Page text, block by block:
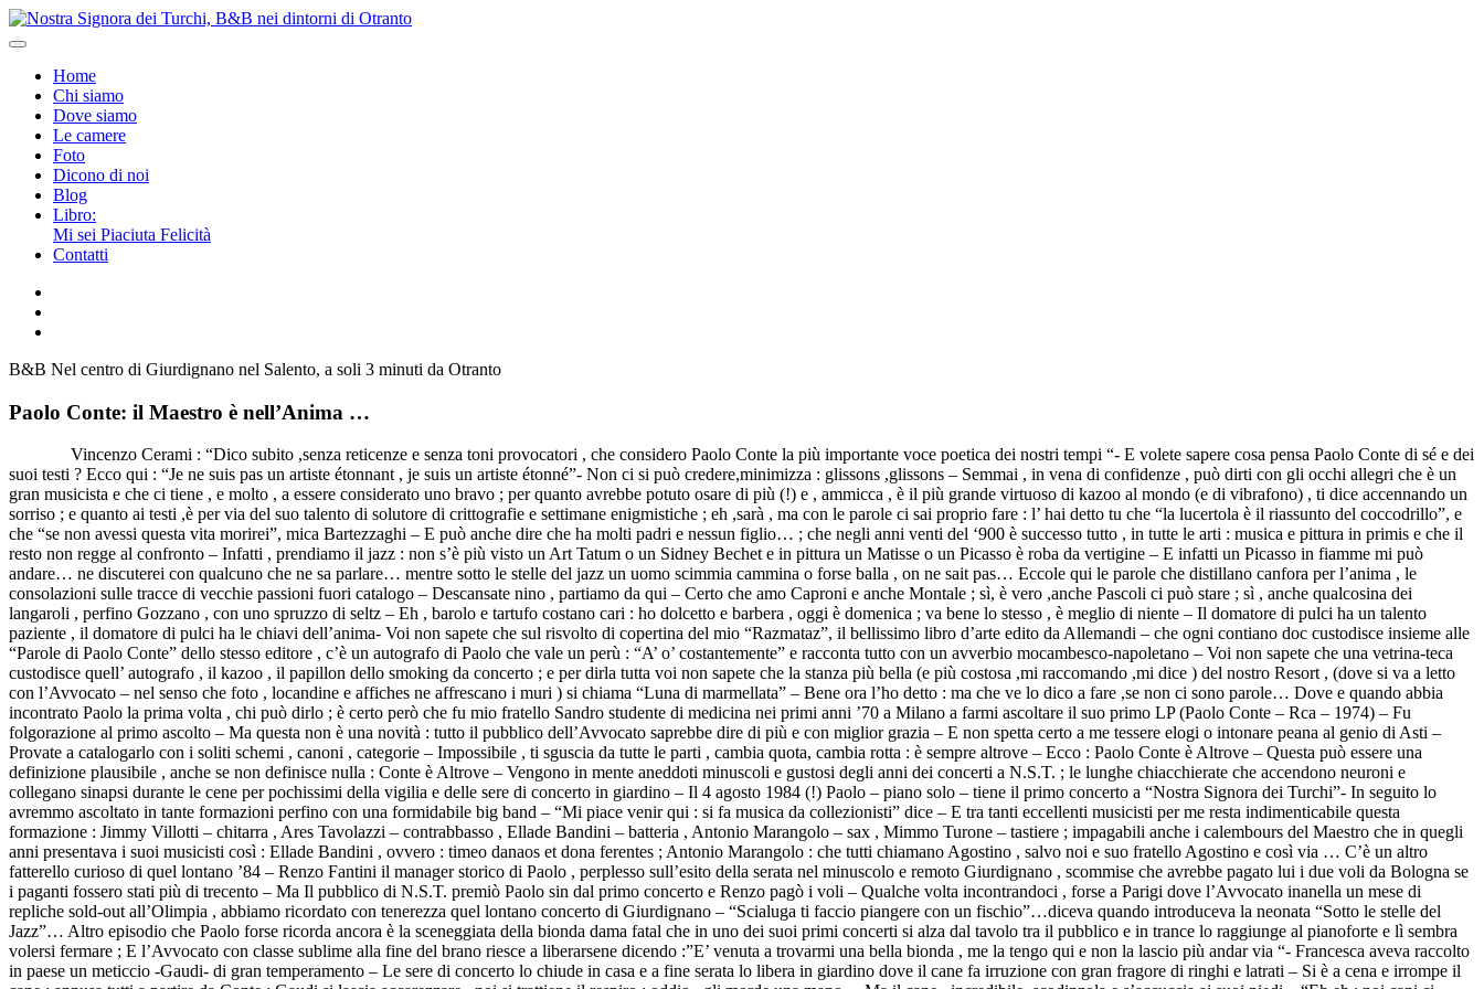
Home
Chi siamo
Dove siamo
Le camere
Foto
Dicono di noi
Blog
Libro:
Mi sei Piaciuta Felicità
Contatti
B&B Nel centro di Giurdignano nel Salento, a soli 3 minuti da Otranto
Paolo Conte: il Maestro è nell’Anima …
Vincenzo Cerami : “Dico subito ,senza reticenze e senza toni provocatori , che considero Paolo Conte la più importante voce poetica dei nostri tempi “- E volete sapere cosa pensa Paolo Conte di sé e dei
suoi testi ? Ecco qui : “Je ne suis pas un artiste étonnant , je suis un artiste étonné”- Non ci si può credere,minimizza : glissons ,glissons – Semmai , in vena di confidenze , può dirti con gli occhi allegri che è un
gran musicista e che ci tiene , e molto , a essere considerato uno bravo ; per quanto avrebbe potuto osare di più (!) e , ammicca , è il più grande virtuoso di kazoo al mondo (e di vibrafono) , ti dice accennando un
sorriso ; e quanto ai testi ,è per via del suo talento di solutore di crittografie e settimane enigmistiche ; eh ,sarà , ma con le parole ci sai proprio fare : l’ hai detto tu che “la lucertola è il riassunto del coccodrillo”, e
che “se non avessi questa vita morirei”, mica Bartezzaghi – E può anche dire che ha molti padri e nessun figlio… ; che negli anni venti del ‘900 è successo tutto , in tutte le arti : musica e pittura in primis e che il
resto non regge al confronto – Infatti , prendiamo il jazz : non s’è più visto un Art Tatum o un Sidney Bechet e in pittura un Matisse o un Picasso è roba da vertigine – E infatti un Picasso in fiamme mi può
andare… ne discuterei con qualcuno che ne sa parlare… mentre sotto le stelle del jazz un uomo scimmia cammina o forse balla , on ne sait pas… Eccole qui le parole che distillano canfora per l’anima , le
consolazioni sulle tracce di vecchie passioni fuori catalogo – Descansate nino , partiamo da qui – Certo che amo Caproni e anche Montale ; sì, è vero ,anche Pascoli ci può stare ; sì , anche qualcosina dei
langaroli , perfino Gozzano , con uno spruzzo di seltz – Eh , barolo e tartufo costano cari : ho dolcetto e barbera , oggi è domenica ; va bene lo stesso , è meglio di niente – Il domatore di pulci ha un talento
paziente , il domatore di pulci ha le chiavi dell’anima- Voi non sapete che sul risvolto di copertina del mio “Razmataz”, il bellissimo libro d’arte edito da Allemandi – che ogni contiano doc custodisce insieme alle
“Parole di Paolo Conte” dello stesso editore , c’è un autografo di Paolo che vale un perù : “A’ o’ costantemente” e racconta tutto con un avverbio mocambesco-napoletano – Voi non sapete che una vetrina-teca
custodisce quell’ autografo , il kazoo , il papillon dello smoking da concerto ; e per dirla tutta voi non sapete che la stanza più bella (e più costosa ,mi raccomando ,mi dice ) del nostro Resort , (dove si va a letto
con l’Avvocato – nel senso che foto , locandine e affiches ne affrescano i muri ) si chiama “Luna di marmellata” – Bene ora l’ho detto : ma che ve lo dico a fare ,se non ci sono parole… Dove e quando abbia
incontrato Paolo la prima volta , chi può dirlo ; è certo però che fu mio fratello Sandro studente di medicina nei primi anni ’70 a Milano a farmi ascoltare il suo primo LP (Paolo Conte – Rca – 1974) – Fu
folgorazione al primo ascolto – Ma questa non è una novità : tutto il pubblico dell’Avvocato saprebbe dire di più e con miglior grazia – E non spetta certo a me tessere elogi o intonare peana al genio di Asti –
Provate a catalogarlo con i soliti schemi , canoni , categorie – Impossibile , ti sguscia da tutte le parti , cambia quota, cambia rotta : è sempre altrove – Ecco : Paolo Conte è Altrove – Questa può essere una
definizione plausibile , anche se non definisce nulla : Conte è Altrove – Vengono in mente aneddoti minuscoli e gustosi degli anni dei concerti a N.S.T. ; le lunghe chiacchierate che accendono neuroni e
collegano sinapsi durante le cene per pochissimi della vigilia e delle sere di concerto in giardino – Il 4 agosto 1984 (!) Paolo – piano solo – tiene il primo concerto a “Nostra Signora dei Turchi”- In seguito lo
avremmo ascoltato in tante formazioni perfino con una formidabile big band – “Mi piace venir qui : si fa musica da collezionisti” dice – E tra tanti eccellenti musicisti per me resta indimenticabile questa
formazione : Jimmy Villotti – chitarra , Ares Tavolazzi – contrabbasso , Ellade Bandini – batteria , Antonio Marangolo – sax , Mimmo Turone – tastiere ; impagabili anche i calembours del Maestro che in quegli
anni presentava i suoi musicisti così : Ellade Bandini , ovvero : timeo danaos et dona ferentes ; Antonio Marangolo : che tutti chiamano Agostino , salvo noi e suo fratello Agostino e così via … C’è un altro
fatterello curioso di quel lontano ’84 – Renzo Fantini il manager storico di Paolo , perplesso sull’esito della serata nel minuscolo e remoto Giurdignano , scommise che avrebbe pagato lui i due voli da Bologna se
i paganti fossero stati più di trecento – Ma Il pubblico di N.S.T. premiò Paolo sin dal primo concerto e Renzo pagò i voli – Qualche volta incontrandoci , forse a Parigi dove l’Avvocato inanella un mese di
repliche sold-out all’Olimpia , abbiamo ricordato con tenerezza quel lontano concerto di Giurdignano – “Scialuga ti faccio piangere con un fischio”…diceva quando introduceva la neonata “Sotto le stelle del
Jazz”… Altro episodio che Paolo forse ricorda ancora è la sceneggiata della bionda dama fatal che in uno dei suoi primi concerti si alza dal tavolo tra il pubblico e in trance lo raggiunge al pianoforte e lì sembra
volersi fermare ; E l’Avvocato con classe sublime alla fine del brano riesce a liberarsene dicendo :”E’ venuta a trovarmi una bella bionda , me la tengo qui e non la lascio più andar via “- Francesca aveva raccolto
in paese un meticcio -Gaudi- di gran temperamento – Le sere di concerto lo chiude in casa e a fine serata lo libera in giardino dove il cane fa irruzione con gran fragore di ringhi e latrati – Si è a cena e irrompe il